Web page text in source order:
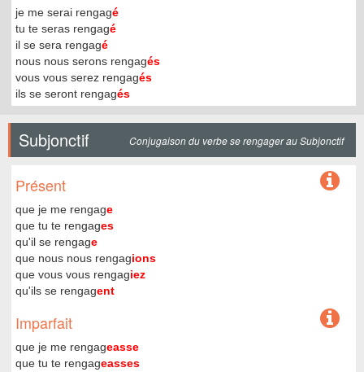
je me serai rengagé
tu te seras rengagé
il se sera rengagé
nous nous serons rengagés
vous vous serez rengagés
ils se seront rengagés
Subjonctif Conjugaison du verbe se rengager au Subjonctif
Présent
que je me rengage
que tu te rengages
qu'il se rengage
que nous nous rengagions
que vous vous rengagiez
qu'ils se rengagent
Imparfait
que je me rengageasse
que tu te rengageasses